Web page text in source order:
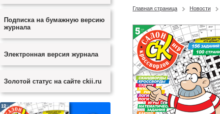
Подписка на бумажную версию
журнала
Электронная версия журнала
Золотой статус на сайте ckii.ru
Главная страница Новости